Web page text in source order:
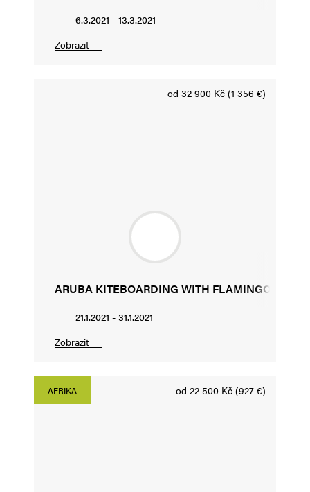
6.3.2021 - 13.3.2021
Zobrazit
od 32 900 Kč (1 356 €)
ARUBA KITEBOARDING WITH FLAMINGO
21.1.2021 - 31.1.2021
Zobrazit
AFRIKA od 22 500 Kč (927 €)